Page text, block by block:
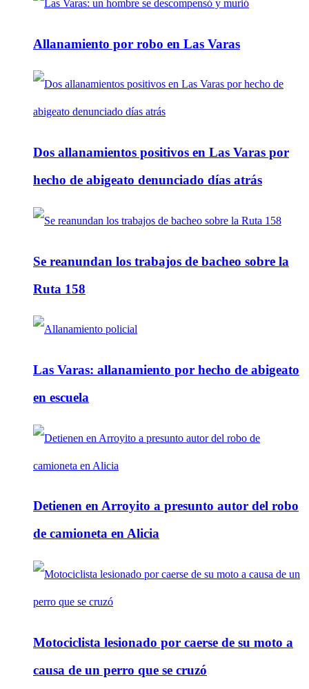
Allanamiento por robo en Las Varas
Dos allanamientos positivos en Las Varas por
hecho de abigeato denunciado días atrás
Se reanundan los trabajos de bacheo sobre la
Ruta 158
Las Varas: allanamiento por hecho de abigeato
en escuela
Detienen en Arroyito a presunto autor del robo
de camioneta en Alicia
Motociclista lesionado por caerse de su moto a
causa de un perro que se cruzó